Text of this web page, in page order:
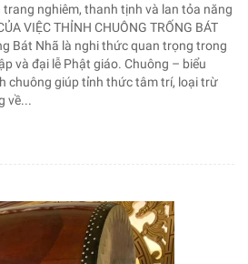
nghiêm, thanh tịnh và lan tỏa năng
VIỆC THỈNH CHUÔNG TRỐNG BÁT
Bát Nhã là nghi thức quan trọng trong
và đại lễ Phật giáo. Chuông – biểu
chuông giúp tỉnh thức tâm trí, loại trừ
về...